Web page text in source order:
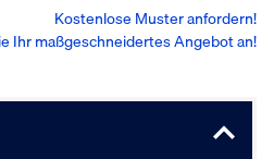
Kostenlose Muster anfordern!
Ihr maßgeschneidertes Angebot an!